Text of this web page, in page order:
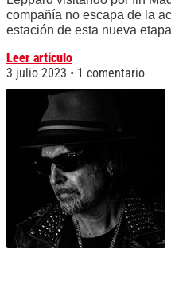
compañía no escapa de la
estación de esta nueva
Leer artículo
3 julio 2023
1 comentario